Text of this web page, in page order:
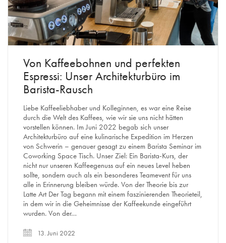
Von Kaffeebohnen und perfekten
Espressi: Unser Architekturbüro im
Barista-Rausch
Liebe Kaffeeliebhaber und Kolleginnen, es war eine Reise
durch die Welt des Kaffees, wie wir sie uns nicht hätten
vorstellen können. Im Juni 2022 begab sich unser
Architekturbüro auf eine kulinarische Expedition im Herzen
von Schwerin – genauer gesagt zu einem Barista Seminar im
Coworking Space Tisch. Unser Ziel: Ein Barista-Kurs, der
nicht nur unseren Kaffeegenuss auf ein neues Level heben
sollte, sondern auch als ein besonderes Teamevent für uns
alle in Erinnerung bleiben würde. Von der Theorie bis zur
Latte Art Der Tag begann mit einem faszinierenden Theorieteil,
in dem wir in die Geheimnisse der Kaffeekunde eingeführt
wurden. Von der…
13. Juni 2022